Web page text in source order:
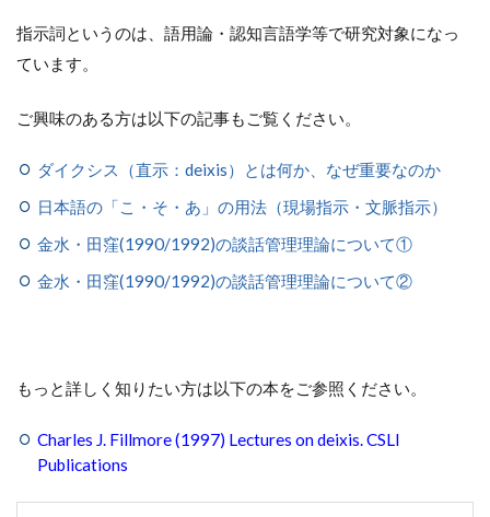
指示詞というのは、語用論・認知言語学等で研究対象になっ
ています。
ご興味のある方は以下の記事もご覧ください。
ダイクシス（直示：deixis）とは何か、なぜ重要なのか
日本語の「こ・そ・あ」の用法（現場指示・文脈指示）
金水・田窪(1990/1992)の談話管理理論について①
金水・田窪(1990/1992)の談話管理理論について②
もっと詳しく知りたい方は以下の本をご参照ください。
Charles J. Fillmore (1997) Lectures on deixis. CSLI
Publications